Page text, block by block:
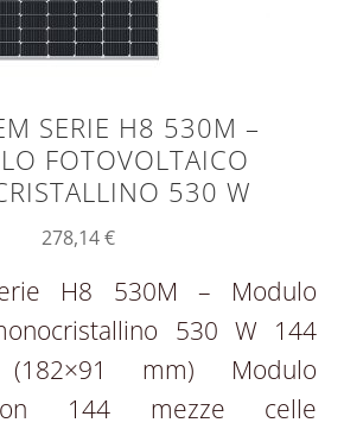
SERIE H8 530M –
FOTOVOLTAICO
530 W
278,14€
H8 530M – Modulo
530 W 144
(182×91 mm) Modulo
144 mezze celle